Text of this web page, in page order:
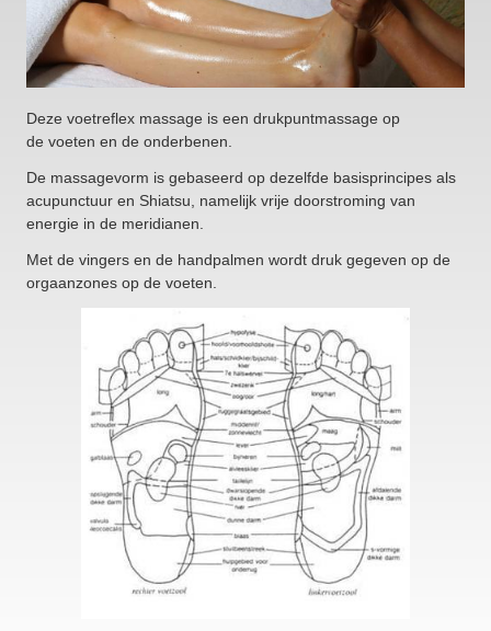
Deze voetreflex massage is een drukpuntmassage op
de voeten en de onderbenen.
De massagevorm is gebaseerd op dezelfde basisprincipes als
acupunctuur en Shiatsu, namelijk vrije doorstroming van
energie in de meridianen.
Met de vingers en de handpalmen wordt druk gegeven op de
orgaanzones op de voeten.